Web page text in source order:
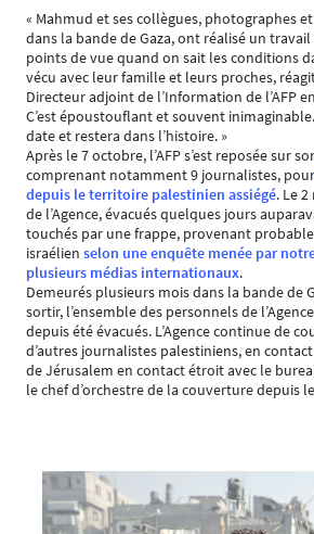
« Mahmud et ses collègues, photographes et
dans la bande de Gaza, ont réalisé un
points de vue quand on sait les conditions
vécu avec leur famille et leurs proches,
Directeur adjoint de l’Information de l’AFP
C’est époustouflant et souvent
date et restera dans l’histoire. »
Après le 7 octobre, l’AFP s’est reposée sur
comprenant notamment 9 journalistes, pour
depuis le territoire palestinien assiégé. Le
de l’Agence, évacués quelques jours
touchés par une frappe, provenant
israélien selon une enquête menée par
plusieurs médias internationaux.
Demeurés plusieurs mois dans la bande de
sortir, l’ensemble des personnels de
depuis été évacués. L’Agence continue de
d’autres journalistes palestiniens, en
de Jérusalem en contact étroit avec le
le chef d’orchestre de la couverture depuis